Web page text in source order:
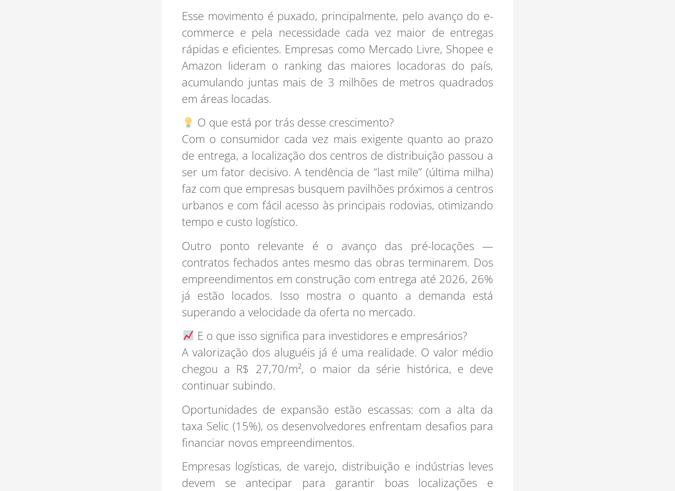
Esse movimento é puxado, principalmente, pelo avanço do e-
commerce e pela necessidade cada vez maior de entregas
rápidas e eficientes. Empresas como Mercado Livre, Shopee e
Amazon lideram o ranking das maiores locadoras do país,
acumulando juntas mais de 3 milhões de metros quadrados
em áreas locadas.
O que está por trás desse crescimento?
Com o consumidor cada vez mais exigente quanto ao prazo
de entrega, a localização dos centros de distribuição passou a
ser um fator decisivo. A tendência de “last mile” (última milha)
faz com que empresas busquem pavilhões próximos a centros
urbanos e com fácil acesso às principais rodovias, otimizando
tempo e custo logístico.
Outro ponto relevante é o avanço das pré-locações —
contratos fechados antes mesmo das obras terminarem. Dos
empreendimentos em construção com entrega até 2026, 26%
já estão locados. Isso mostra o quanto a demanda está
superando a velocidade da oferta no mercado.
E o que isso significa para investidores e empresários?
A valorização dos aluguéis já é uma realidade. O valor médio
chegou a R$ 27,70/m², o maior da série histórica, e deve
continuar subindo.
Oportunidades de expansão estão escassas: com a alta da
taxa Selic (15%), os desenvolvedores enfrentam desafios para
financiar novos empreendimentos.
Empresas logísticas, de varejo, distribuição e indústrias leves
devem se antecipar para garantir boas localizações e